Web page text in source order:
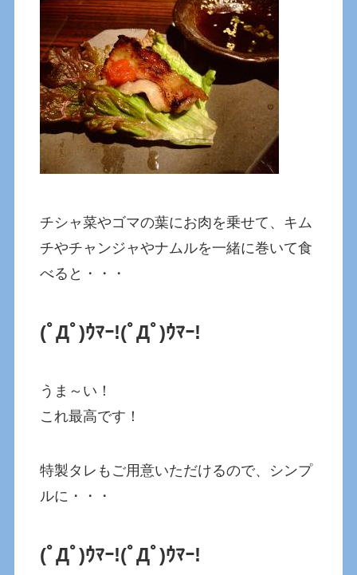
チシャ菜やゴマの葉にお肉を乗せて、キム
チやチャンジャやナムルを一緒に巻いて食
べると・・・
(ﾟДﾟ)ｳﾏｰ!(ﾟДﾟ)ｳﾏｰ!
うま～い！
これ最高です！
特製タレもご用意いただけるので、シンプ
ルに・・・
(ﾟДﾟ)ｳﾏｰ!(ﾟДﾟ)ｳﾏｰ!